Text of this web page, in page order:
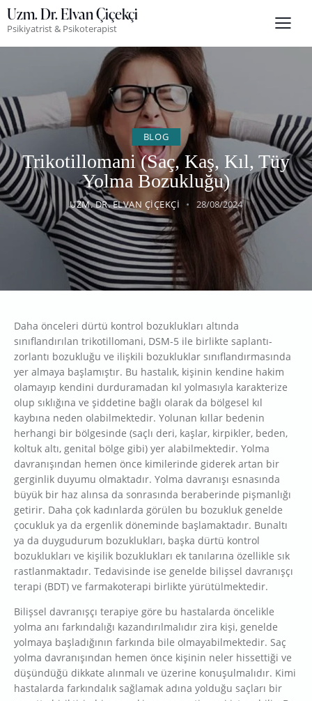
Uzm. Dr. Elvan Çiçekçi
Psikiyatrist & Psikoterapist
BLOG
Trikotillomani (Saç, Kaş, Kıl, Tüy
Yolma Bozukluğu)
UZM. DR. ELVAN ÇIÇEKÇI 28/08/2024
Daha önceleri dürtü kontrol bozuklukları altında
sınıflandırılan trikotillomani, DSM-5 ile birlikte saplantı-
zorlantı bozukluğu ve ilişkili bozukluklar sınıflandırmasında
yer almaya başlamıştır. Bu hastalık, kişinin kendine hakim
olamayıp kendini durduramadan kıl yolmasıyla karakterize
olup sıklığına ve şiddetine bağlı olarak da bölgesel kıl
kaybına neden olabilmektedir. Yolunan kıllar bedenin
herhangi bir bölgesinde (saçlı deri, kaşlar, kirpikler, beden,
koltuk altı, genital bölge gibi) yer alabilmektedir. Yolma
davranışından hemen önce kimilerinde giderek artan bir
gerginlik duyumu olmaktadır. Yolma davranışı esnasında
büyük bir haz alınsa da sonrasında beraberinde pişmanlığı
getirir. Daha çok kadınlarda görülen bu bozukluk genelde
çocukluk ya da ergenlik döneminde başlamaktadır. Bunaltı
ya da duygudurum bozuklukları, başka dürtü kontrol
bozuklukları ve kişilik bozuklukları ek tanılarına özellikle sık
rastlanmaktadır. Tedavisinde ise genelde bilişsel davranışçı
terapi (BDT) ve farmakoterapi birlikte yürütülmektedir.
Bilişsel davranışçı terapiye göre bu hastalarda öncelikle
yolma anı farkındalığı kazandırılmalıdır zira kişi, genelde
yolmaya başladığının farkında bile olmayabilmektedir. Saç
yolma davranışından hemen önce kişinin neler hissettiği ve
düşündüğü dikkate alınmalı ve üzerine konuşulmalıdır. Kimi
hastalarda farkındalık sağlamak adına yolduğu saçları bir